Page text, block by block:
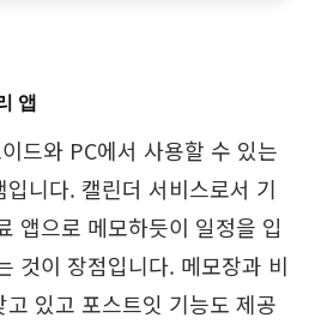
앱
드와 PC에서 사용할 수 있는
니다. 캘린더 서비스로서 기
앱으로 메모하듯이 일정을 입
것이 장점입니다. 메모장과 비
있고 포스트잇 기능도 제공